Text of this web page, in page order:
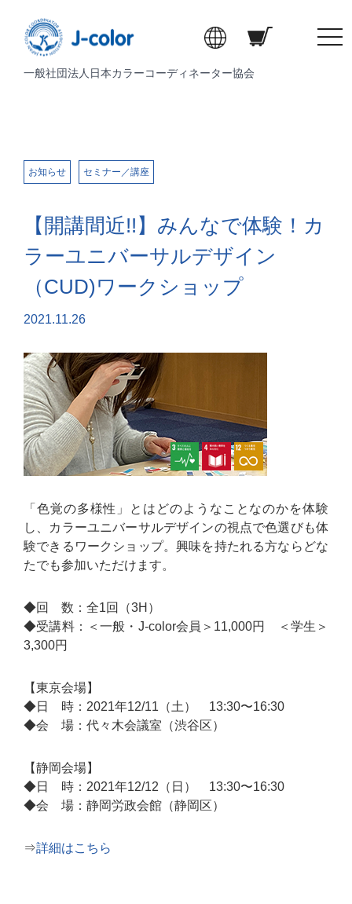
一般社団法人日本カラーコーディネーター協会
t
g
お知らせ セミナー／講座
【開講間近!!】みんなで体験！カ
ラーユニバーサルデザイン
（CUD)ワークショップ
2021.11.26
「色覚の多様性」とはどのようなことなのかを体験
し、カラーユニバーサルデザインの視点で色選びも体
験できるワークショップ。興味を持たれる方ならどな
たでも参加いただけます。
◆回 数：全1回（3H）
◆受講料：＜一般・J-color会員＞11,000円 ＜学生＞
3,300円
【東京会場】
◆日 時：2021年12/11（土） 13:30〜16:30
◆会 場：代々木会議室（渋谷区）
【静岡会場】
◆日 時：2021年12/12（日） 13:30〜16:30
◆会 場：静岡労政会館（静岡区）
⇒詳細はこちら